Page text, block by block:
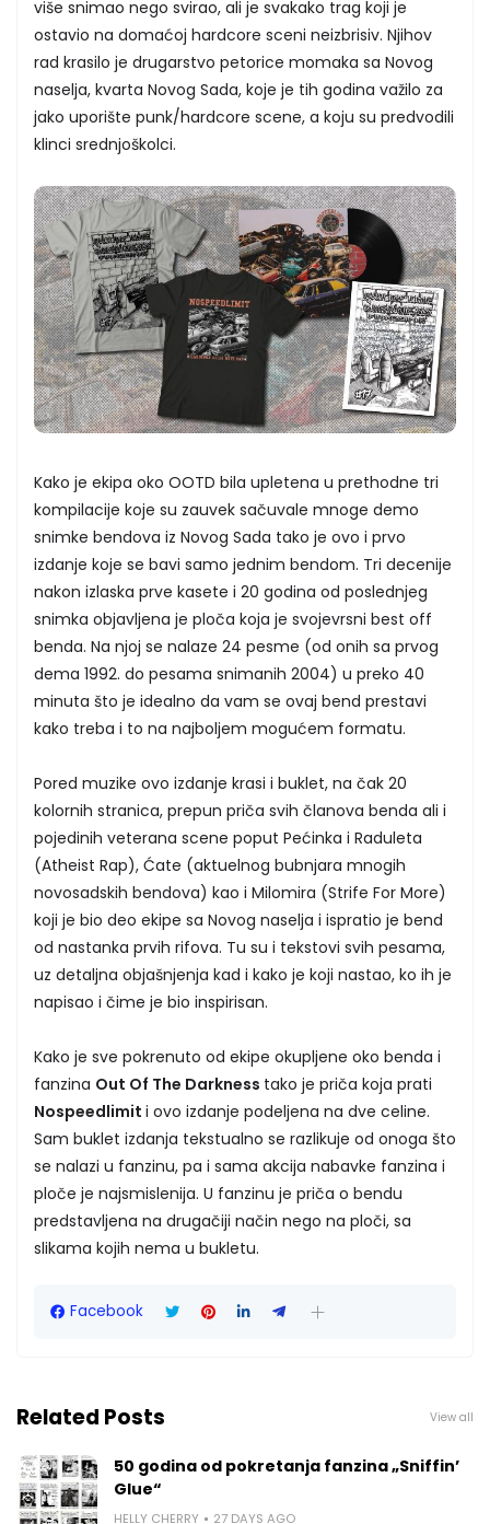
više snimao nego svirao, ali je svakako trag koji je
ostavio na domaćoj hardcore sceni neizbrisiv. Njihov
rad krasilo je drugarstvo petorice momaka sa Novog
naselja, kvarta Novog Sada, koje je tih godina važilo za
jako uporište punk/hardcore scene, a koju su predvodili
klinci srednjoškolci.
Kako je ekipa oko OOTD bila upletena u prethodne tri
kompilacije koje su zauvek sačuvale mnoge demo
snimke bendova iz Novog Sada tako je ovo i prvo
izdanje koje se bavi samo jednim bendom. Tri decenije
nakon izlaska prve kasete i 20 godina od poslednjeg
snimka objavljena je ploča koja je svojevrsni best off
benda. Na njoj se nalaze 24 pesme (od onih sa prvog
dema 1992. do pesama snimanih 2004) u preko 40
minuta što je idealno da vam se ovaj bend prestavi
kako treba i to na najboljem mogućem formatu.
Pored muzike ovo izdanje krasi i buklet, na čak 20
kolornih stranica, prepun priča svih članova benda ali i
pojedinih veterana scene poput Pećinka i Raduleta
(Atheist Rap), Ćate (aktuelnog bubnjara mnogih
novosadskih bendova) kao i Milomira (Strife For More)
koji je bio deo ekipe sa Novog naselja i ispratio je bend
od nastanka prvih rifova. Tu su i tekstovi svih pesama,
uz detaljna objašnjenja kad i kako je koji nastao, ko ih je
napisao i čime je bio inspirisan.
Kako je sve pokrenuto od ekipe okupljene oko benda i
fanzina Out Of The Darkness tako je priča koja prati
Nospeedlimit i ovo izdanje podeljena na dve celine.
Sam buklet izdanja tekstualno se razlikuje od onoga što
se nalazi u fanzinu, pa i sama akcija nabavke fanzina i
ploče je najsmislenija. U fanzinu je priča o bendu
predstavljena na drugačiji način nego na ploči, sa
slikama kojih nema u bukletu.
Facebook
Related Posts View all
50 godina od pokretanja fanzina „Sniffin’
Glue“
HELLY CHERRY 27 DAYS AGO